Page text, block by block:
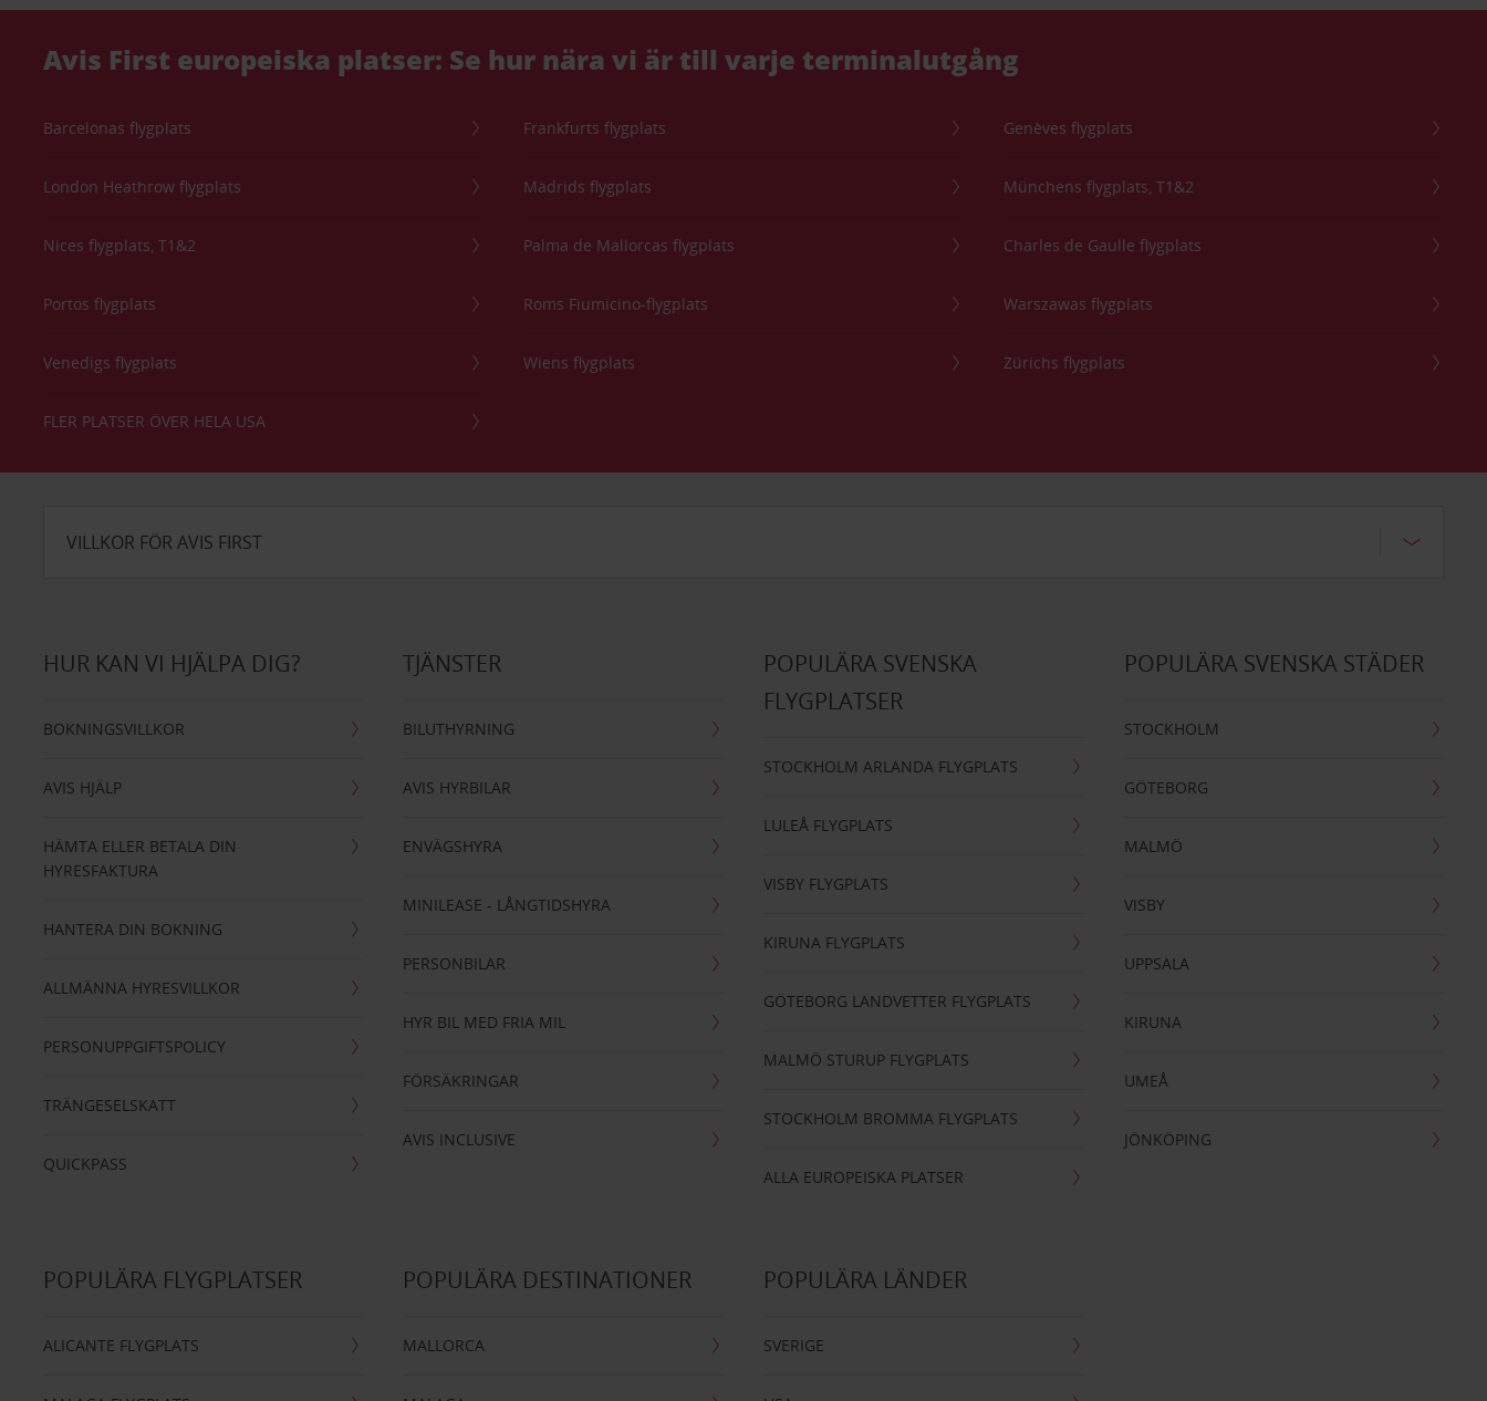
Avis First europeiska platser: Se hur nära vi är till varje terminalutgång
Barcelonas flygplats Frankfurts flygplats Genèves flygplats
London Heathrow flygplats Madrids flygplats Münchens flygplats, T1&2
Nices flygplats, T1&2 Palma de Mallorcas flygplats Charles de Gaulle flygplats
Portos flygplats Roms Fiumicino-flygplats Warszawas flygplats
Venedigs flygplats Wiens flygplats Zürichs flygplats
FLER PLATSER ÖVER HELA USA
VILLKOR FÖR AVIS FIRST
HUR KAN VI HJÄLPA DIG?
BOKNINGSVILLKOR
AVIS HJÄLP
HÄMTA ELLER BETALA DIN
HYRESFAKTURA
HANTERA DIN BOKNING
ALLMÄNNA HYRESVILLKOR
PERSONUPPGIFTSPOLICY
TRÄNGESELSKATT
QUICKPASS
TJÄNSTER
BILUTHYRNING
AVIS HYRBILAR
ENVÄGSHYRA
MINILEASE - LÅNGTIDSHYRA
PERSONBILAR
HYR BIL MED FRIA MIL
FÖRSÄKRINGAR
AVIS INCLUSIVE
POPULÄRA SVENSKA
FLYGPLATSER
STOCKHOLM ARLANDA FLYGPLATS
LULEÅ FLYGPLATS
VISBY FLYGPLATS
KIRUNA FLYGPLATS
GÖTEBORG LANDVETTER FLYGPLATS
MALMÖ STURUP FLYGPLATS
STOCKHOLM BROMMA FLYGPLATS
ALLA EUROPEISKA PLATSER
POPULÄRA SVENSKA STÄDER
STOCKHOLM
GÖTEBORG
MALMÖ
VISBY
UPPSALA
KIRUNA
UMEÅ
JÖNKÖPING
POPULÄRA FLYGPLATSER
ALICANTE FLYGPLATS
POPULÄRA DESTINATIONER
MALLORCA
POPULÄRA LÄNDER
SVERIGE